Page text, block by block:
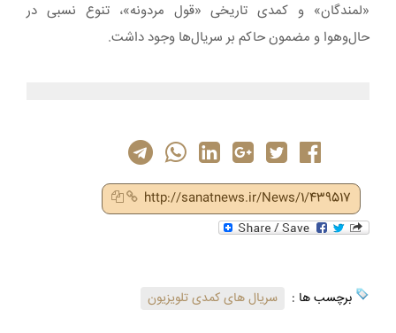
«لمندگان» و کمدی تاریخی «قول مردونه»، تنوع نسبی در
حال‌وهوا و مضمون حاکم بر سریال‌ها وجود داشت.
http://sanatnews.ir/News/1/439517
برچسب ها : سریال های کمدی تلویزیون